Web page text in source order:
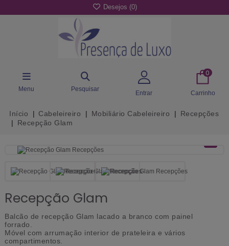
Desejos (0)
Menu Pesquisar
Entrar
0
Carrinho
Início Cabeleireiro Mobiliário Cabeleireiro
Recepções
Recepção Glam
Recepção Glam
Balcão de recepção Glam lacado a branco com painel
forrado.
Móvel com arrumação interior de prateleira e vários
compartimentos.